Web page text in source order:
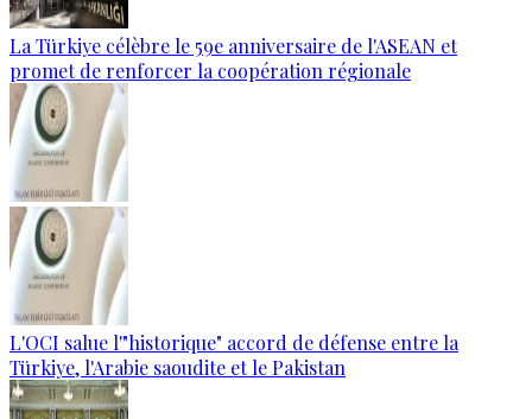
La Türkiye célèbre le 59e anniversaire de l'ASEAN et
promet de renforcer la coopération régionale
L'OCI salue l'"historique" accord de défense entre la
Türkiye, l'Arabie saoudite et le Pakistan